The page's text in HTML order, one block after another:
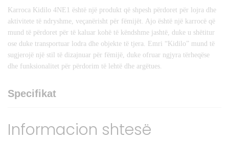
Karroca Kidilo 4NE1 është një produkt që shpesh përdoret për lojra dhe
aktivitete të ndryshme, veçanërisht për fëmijët. Ajo është një karrocë që
mund të përdoret për të kaluar kohë të këndshme jashtë, duke u shëtitur
ose duke transportuar lodra dhe objekte të tjera. Emri “Kidilo” mund të
sugjerojë një stil të dizajnuar për fëmijë, duke ofruar ngjyra tërheqëse
dhe funksionalitet për përdorim të lehtë dhe argëtues.
Specifikat
Informacion shtesë